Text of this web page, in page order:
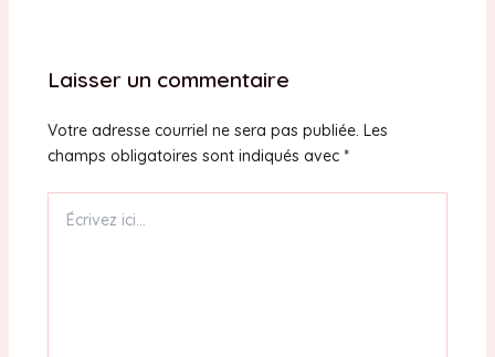
Laisser un commentaire
Votre adresse courriel ne sera pas publiée. Les
champs obligatoires sont indiqués avec *
ici…